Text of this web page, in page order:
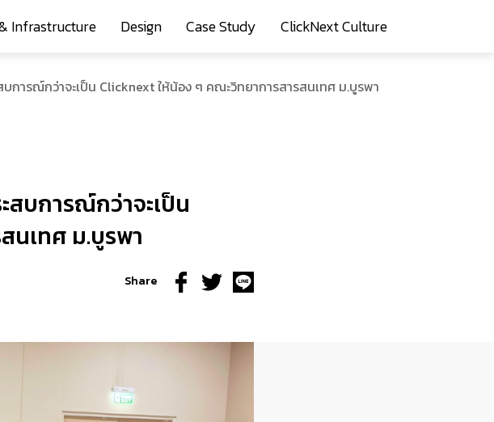
Infrastructure Design Case Study ClickNext Culture
ารณ์กว่าจะเป็น Clicknext ให้น้อง ๆ คณะวิทยาการสารสนเทศ ม.บูรพา
บการณ์กว่าจะเป็น
นเทศ ม.บูรพา
Share